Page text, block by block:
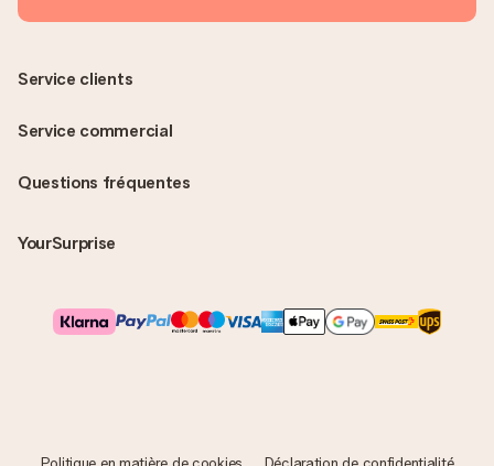
Questions fréquentes
YourSurprise
Service clients
Service commercial